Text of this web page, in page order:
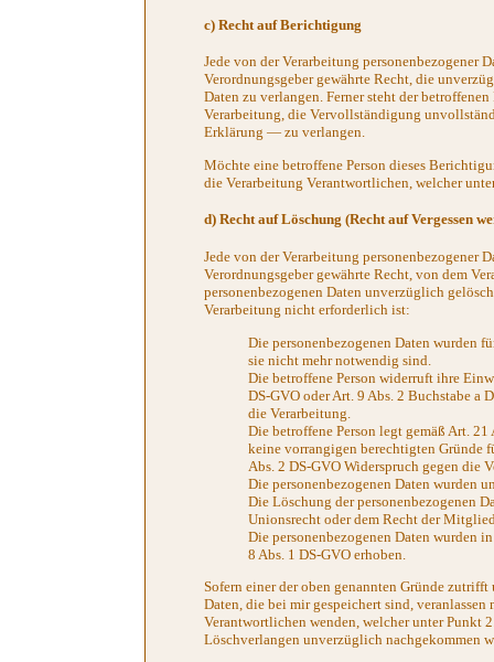
c) Recht auf Berichtigung
Jede von der Verarbeitung personenbezogener
Verordnungsgeber gewährte Recht, die
Daten zu verlangen. Ferner steht der
Verarbeitung, die Vervollständigung
Erklärung — zu verlangen.
Möchte eine betroffene Person dieses
die Verarbeitung Verantwortlichen, welcher
d) Recht auf Löschung (Recht auf Vergessen
Jede von der Verarbeitung personenbezogener
Verordnungsgeber gewährte Recht, von dem
personenbezogenen Daten unverzüglich
Verarbeitung nicht erforderlich ist:
Die personenbezogenen Daten wurden
sie nicht mehr notwendig sind.
Die betroffene Person widerruft ihre
DS-GVO oder Art. 9 Abs. 2 Buchstabe a
die Verarbeitung.
Die betroffene Person legt gemäß Art.
keine vorrangigen berechtigten Gründe
Abs. 2 DS-GVO Widerspruch gegen die
Die personenbezogenen Daten wurden
Die Löschung der personenbezogenen
Unionsrecht oder dem Recht der
Die personenbezogenen Daten wurden
8 Abs. 1 DS-GVO erhoben.
Sofern einer der oben genannten Gründe
Daten, die bei mir gespeichert sind,
Verantwortlichen wenden, welcher unter Punkt
Löschverlangen unverzüglich nachgekommen